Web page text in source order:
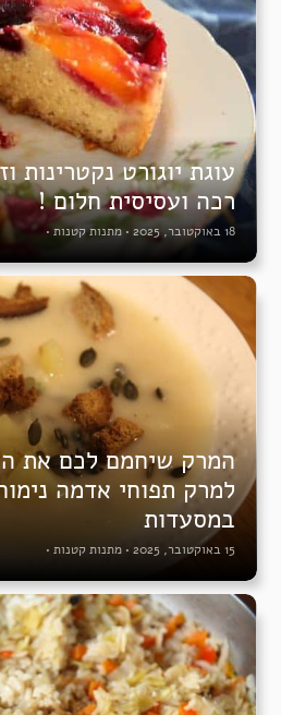
עוגת יוגורט נקטרינות
רכה ועסיסית חלום !
18 באוקטובר, 2025 • מתנות קטנות •
המרק שיחמם לכם את
למרק תפוחי אדמה
במסעדות
15 באוקטובר, 2025 • מתנות קטנות •